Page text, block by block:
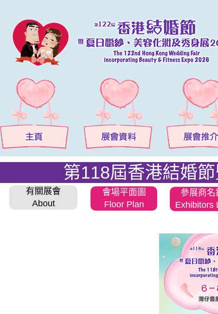
第118屆香港結婚
有關展會
About
會場平面圖
Floor Plan
參展商名
Exhibitors